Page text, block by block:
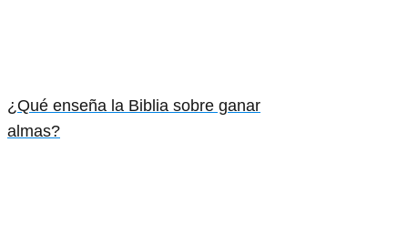
¿Qué enseña la Biblia sobre ganar
almas?